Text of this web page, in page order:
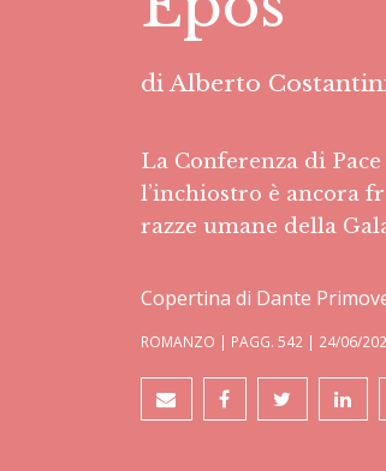
di Alberto
La Conferenza di
l’inchiostro è ancora
razze umane della
Copertina di Dante
ROMANZO | PAGG. 542 | 24/06/